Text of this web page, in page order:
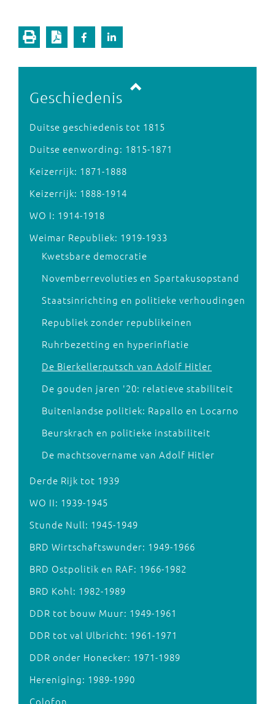
Geschiedenis
Duitse geschiedenis tot 1815
Duitse eenwording: 1815-1871
Keizerrijk: 1871-1888
Keizerrijk: 1888-1914
WO I: 1914-1918
Weimar Republiek: 1919-1933
Kwetsbare democratie
Novemberrevoluties en Spartakusopstand
Staatsinrichting en politieke verhoudingen
Republiek zonder republikeinen
Ruhrbezetting en hyperinflatie
De Bierkellerputsch van Adolf Hitler
De gouden jaren '20: relatieve stabiliteit
Buitenlandse politiek: Rapallo en Locarno
Beurskrach en politieke instabiliteit
De machtsovername van Adolf Hitler
Derde Rijk tot 1939
WO II: 1939-1945
Stunde Null: 1945-1949
BRD Wirtschaftswunder: 1949-1966
BRD Ostpolitik en RAF: 1966-1982
BRD Kohl: 1982-1989
DDR tot bouw Muur: 1949-1961
DDR tot val Ulbricht: 1961-1971
DDR onder Honecker: 1971-1989
Hereniging: 1989-1990
Colofon